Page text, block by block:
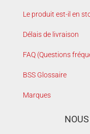
Le produit est-il en
Délais de livraison
FAQ (Questions
BSS Glossaire
Marques